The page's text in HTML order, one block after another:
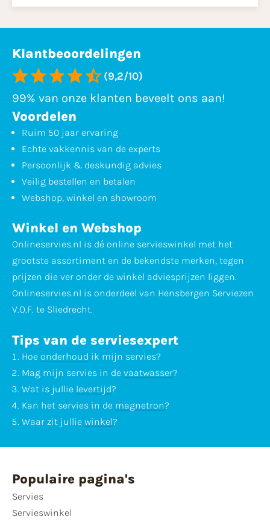
Klantbeoordelingen
(9,2/10)
99% van onze klanten beveelt ons aan!
Voordelen
Ruim 50 jaar ervaring
Echte vakkennis van de experts
Persoonlijk & deskundig advies
Veilig bestellen en betalen
Webshop, winkel en showroom
Winkel en Webshop
Onlineservies.nl is dé online servieswinkel met het
grootste assortiment en de bekendste merken, tegen
prijzen die ver onder de winkel adviesprijzen liggen.
Onlineservies.nl is onderdeel van Hensbergen Serviezen
V.O.F. te Sliedrecht.
Tips van de serviesexpert
Hoe onderhoud ik mijn servies?
Mag mijn servies in de vaatwasser?
Wat is jullie levertijd?
Kan het servies in de magnetron?
Waar zit jullie winkel?
Populaire pagina's
Servies
Servieswinkel